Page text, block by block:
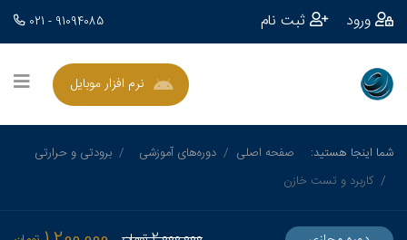
ورود ثبت نام 021 - 91094085
نرم افزار موبایل
شما اینجا هستید: صفحه اصلی دوره‌های آموزشی
برودتی و حرارتی
کاربرد و تست خازن